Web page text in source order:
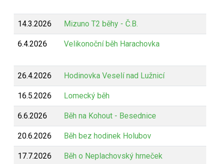
14.3.2026 Mizuno T2 běhy - Č.B.
6.4.2026 Velikonoční běh Harachovka
26.4.2026 Hodinovka Veselí nad Lužnicí
16.5.2026 Lomecký běh
6.6.2026 Běh na Kohout - Besednice
20.6.2026 Běh bez hodinek Holubov
17.7.2026 Běh o Neplachovský hrneček